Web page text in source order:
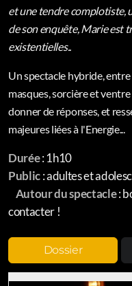
et une tendre complotiste,
de son enquête, Marie est
existentielles..
Un spectacle hybride,
masques, sorcière et
donner de réponses, et
majeures liées à l'Energie...
Durée:
Public:
Autour du spectacle:
contacter !
Dossier